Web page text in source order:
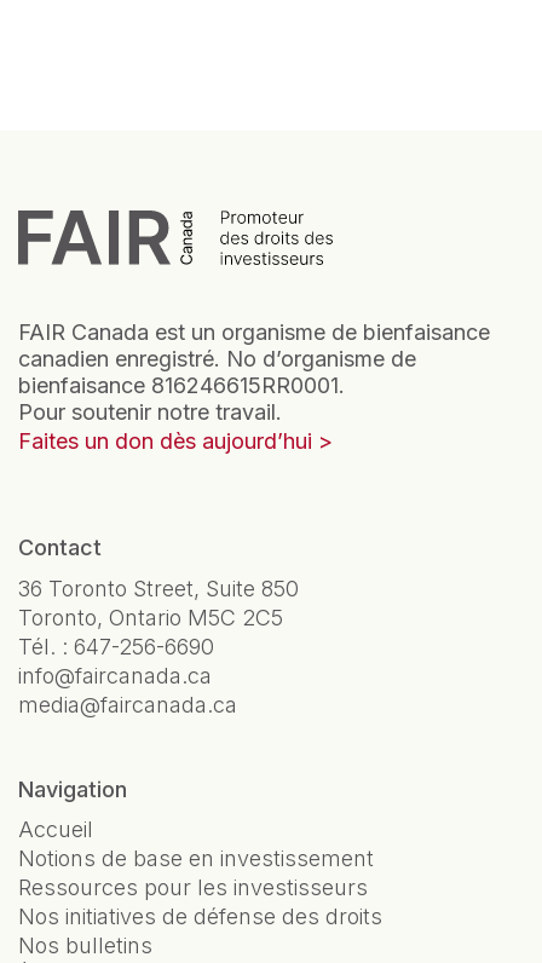
FAIR Canada est un organisme de bienfaisance
canadien enregistré. No d’organisme de
bienfaisance 816246615RR0001.
Pour soutenir notre travail.
Faites un don dès aujourd’hui
Contact
36 Toronto Street, Suite 850
Toronto, Ontario M5C 2C5
Tél. : 647-256-6690
info@faircanada.ca
media@faircanada.ca
Navigation
Accueil
Notions de base en investissement
Ressources pour les investisseurs
Nos initiatives de défense des droits
Nos bulletins